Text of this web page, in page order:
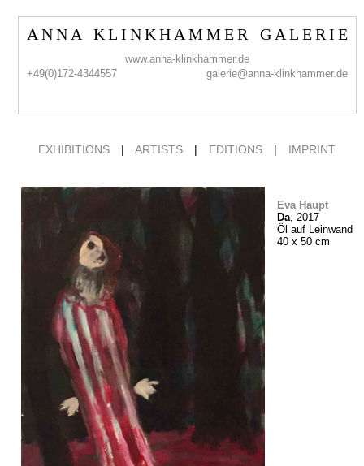
A N N A K L I N K H A M M E R G A L E R I E
www.anna-klinkhammer.de
+49(0)172-4344557
galerie@anna-klinkhammer.de
EXHIBITIONS | ARTISTS | EDITIONS | IMPRINT
Eva Haupt
Da, 2017
Öl auf Leinwand
40 x 50 cm